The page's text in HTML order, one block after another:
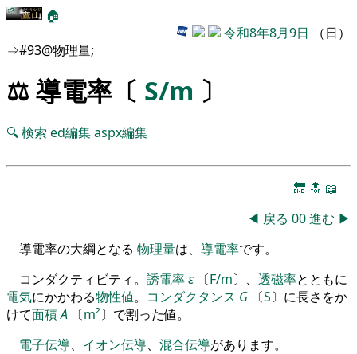
🏠
令和8年8月9日 （日）
⇒#93@物理量;
⚖️ 導電率〔 S/m 〕
🔍検索 ed編集aspx編集
🔚 🔝 📖
◀ 戻る 00進む ▶
導電率の大綱となる 物理量は、 導電率です。
コンダクティビティ。 誘電率ε〔F/m〕 、 透磁率とともに
電気にかかわる物性値。 コンダクタンス G 〔S〕 に長さ をか
けて面積A 〔m²〕 で割った値。
電子伝導、 イオン伝導、 混合伝導があります。